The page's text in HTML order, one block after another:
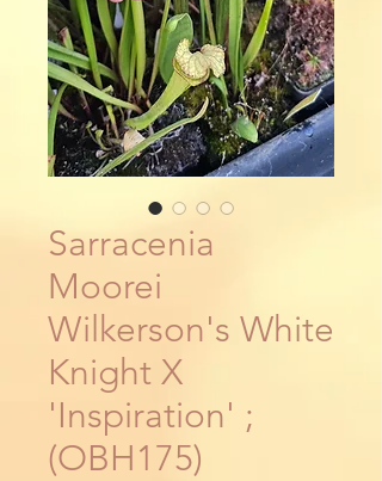
Sarracenia
Moorei
Wilkerson's White
Knight X
'Inspiration' ;
(OBH175)